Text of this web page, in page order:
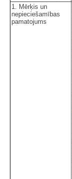
1. Mērķis un
nepieciešamības
pamatojums